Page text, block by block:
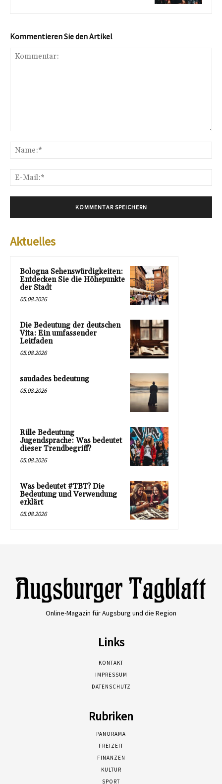
Kommentieren Sie den Artikel
Aktuelles
Bologna Sehenswürdigkeiten:
Entdecken Sie die Höhepunkte
der Stadt
05.08.2026
Die Bedeutung der deutschen
Vita: Ein umfassender
Leitfaden
05.08.2026
saudades bedeutung
05.08.2026
Rille Bedeutung
Jugendsprache: Was bedeutet
dieser Trendbegriff?
05.08.2026
Was bedeutet #TBT? Die
Bedeutung und Verwendung
erklärt
05.08.2026
Online-Magazin für Augsburg und die Region
Links
KONTAKT
IMPRESSUM
DATENSCHUTZ
Rubriken
PANORAMA
FREIZEIT
FINANZEN
KULTUR
SPORT